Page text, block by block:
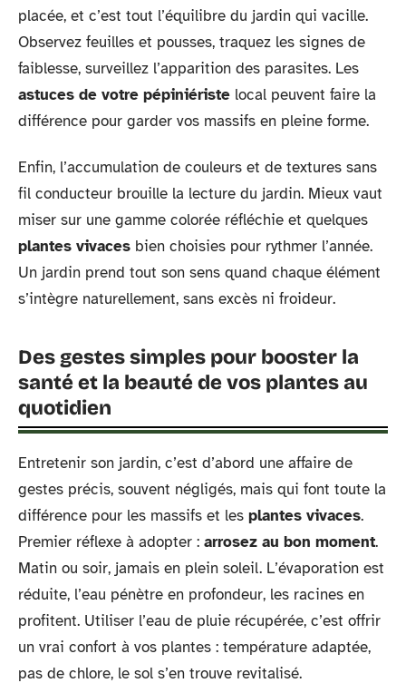
placée, et c’est tout l’équilibre du jardin qui vacille.
Observez feuilles et pousses, traquez les signes de
faiblesse, surveillez l’apparition des parasites. Les
astuces de votre pépiniériste local peuvent faire la
différence pour garder vos massifs en pleine forme.
Enfin, l’accumulation de couleurs et de textures sans
fil conducteur brouille la lecture du jardin. Mieux vaut
miser sur une gamme colorée réfléchie et quelques
plantes vivaces bien choisies pour rythmer l’année.
Un jardin prend tout son sens quand chaque élément
s’intègre naturellement, sans excès ni froideur.
Des gestes simples pour booster la
santé et la beauté de vos plantes au
quotidien
Entretenir son jardin, c’est d’abord une affaire de
gestes précis, souvent négligés, mais qui font toute la
différence pour les massifs et les plantes vivaces.
Premier réflexe à adopter : arrosez au bon moment.
Matin ou soir, jamais en plein soleil. L’évaporation est
réduite, l’eau pénètre en profondeur, les racines en
profitent. Utiliser l’eau de pluie récupérée, c’est offrir
un vrai confort à vos plantes : température adaptée,
pas de chlore, le sol s’en trouve revitalisé.